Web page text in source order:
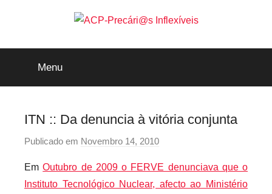
ACP-
Precári@s
Inflexíveis
Menu
ITN :: Da denuncia à vitória conjunta
Publicado em Novembro 14, 2010
r
p
EmOutubro de 2009 o FERVE denunciava que o
Instituto Tecnológico Nuclear, afecto ao Ministério